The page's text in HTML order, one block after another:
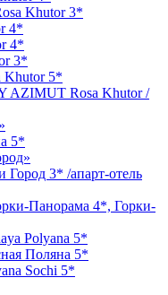
Khutor 3*
4*
4*
3*
Khutor 5*
AZIMUT Rosa Khutor /
5*
Город 3* /апарт-отель
Панорама 4*, Горки-
Polyana 5*
Поляна 5*
Sochi 5*